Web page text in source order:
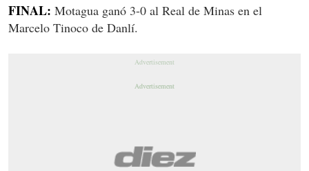
FINAL: Motagua ganó 3-0 al Real de Minas en el
Marcelo Tinoco de Danlí.